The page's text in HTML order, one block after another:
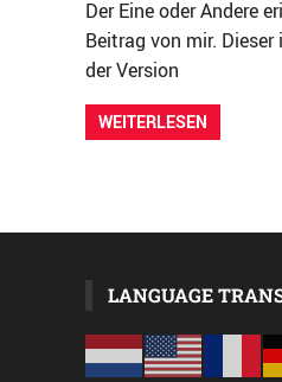
Der Eine oder Andere
Beitrag von mir.
der Version
WEITERLESEN
LANGUAGE